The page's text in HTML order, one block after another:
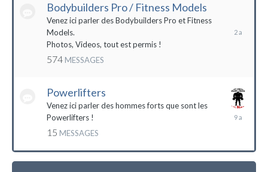
Bodybuilders Pro / Fitness Models
Venez ici parler des Bodybuilders Pro et Fitness
Models.
Photos, Videos, tout est permis !
574 MESSAGES
2021
Powerlifters
Venez ici parler des hommes forts que sont les
Powerlifters !
15 MESSAGES